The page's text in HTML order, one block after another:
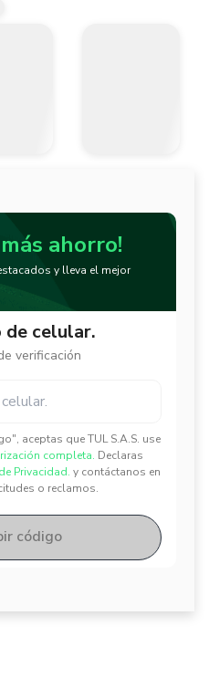
ahorro!
y lleva el mejor
de celular.
verificación
aceptas que TUL S.A.S. use
completa. Declaras
Privacidad. y contáctanos en
o reclamos.
✕
✕
código